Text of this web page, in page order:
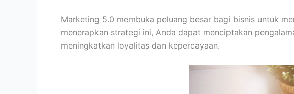
Marketing 5.0 membuka peluang besar bagi bisnis untuk
menerapkan strategi ini, Anda dapat menciptakan
meningkatkan loyalitas dan kepercayaan.